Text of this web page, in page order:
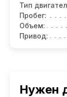
Тип
Пробег:
Объем:
Привод:
Нужен